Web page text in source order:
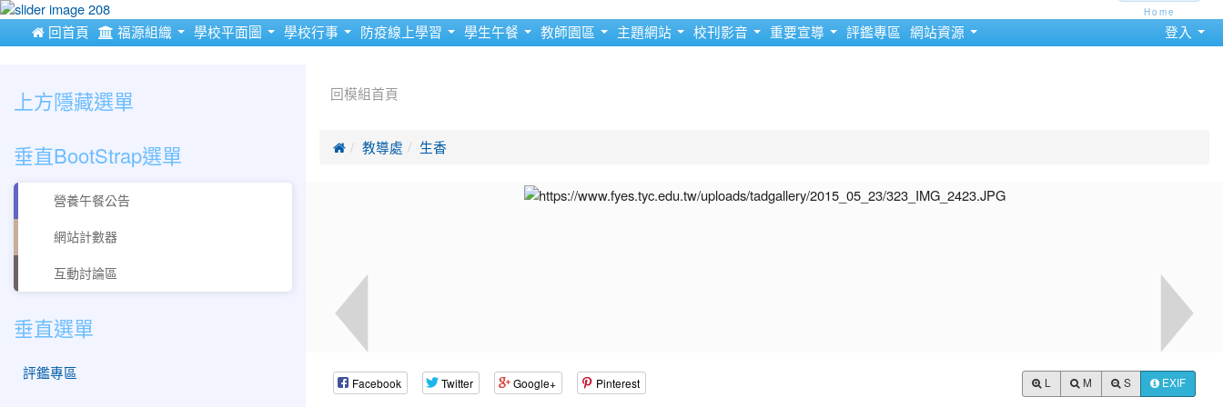
 回首頁 福源組織 學校平面圖 學校行事 防疫線上學習 學生午餐 教師園區 主題網站 校刊影音 重要宣導 評鑑專區 網站資源 登入
回模組首頁
 教導處 生香
Facebook Twitter Google+ Pinterest M S EXIF
上方隱藏選單
Home
垂直BootStrap選單
營養午餐公告
網站計數器
互動討論區
垂直選單
評鑑專區